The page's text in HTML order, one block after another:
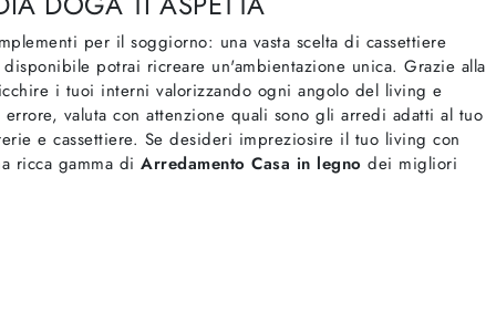
per il soggiorno: una vasta scelta di cassettiere
potrai ricreare un'ambientazione unica. Grazie alla
i tuoi interni valorizzando ogni angolo del living e
valuta con attenzione quali sono gli arredi adatti al tuo
e cassettiere. Se desideri impreziosire il tuo living con
ricca gamma di Arredamento Casa in legno dei migliori